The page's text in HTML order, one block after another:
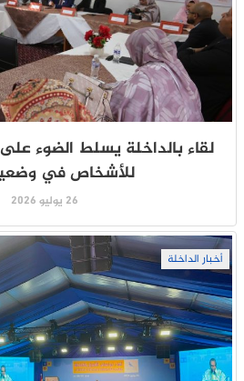
لقاء بالداخلة يسلط الضوء
للأشخاص في
26 يوليو 2026
أخبار الداخلة